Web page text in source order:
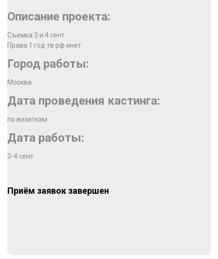
Описание проекта:
Съемка 3 и 4 сент
Права 1 год тв рф инет
Город работы:
Москва
Дата проведения кастинга:
по визиткам
Дата работы:
3-4 сент
Приём заявок завершен